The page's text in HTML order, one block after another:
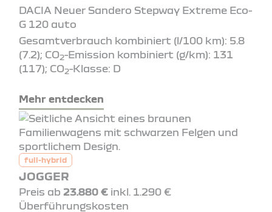
DACIA Neuer Sandero Stepway Extreme Eco-
G 120 auto
Gesamtverbrauch kombiniert (l/100 km): 5.8
(7.2); CO2-Emission kombiniert (g/km): 131
(117); CO2-Klasse: D
Mehr entdecken
full-hybrid
JOGGER
Preis ab 23.880 € inkl. 1.290 €
Überführungskosten